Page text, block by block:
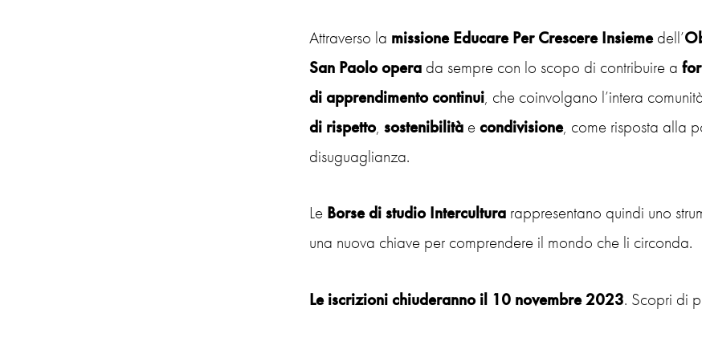
Attraverso la missione Educare Per Crescere Insiemedell’
San Paolo opera da sempre con lo scopo di contribuire a
di apprendimento continui, che coinvolgano l’intera
di rispetto, sostenibilitàecondivisione, come risposta alla
disuguaglianza.
Le Borse di studio Interculturarappresentano quindi uno
una nuova chiave per comprendere il mondo che li circonda.
Le iscrizioni chiuderanno il 10 novembre 2023. Scopri di